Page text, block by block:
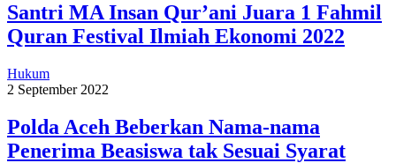
Santri MA Insan Qur’ani Juara 1 Fahmil
Quran Festival Ilmiah Ekonomi 2022
Hukum
2 September 2022
Polda Aceh Beberkan Nama-nama
Penerima Beasiswa tak Sesuai Syarat